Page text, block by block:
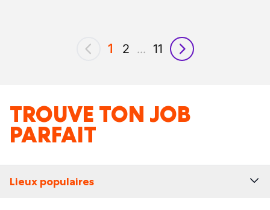
précédent
1 2 ... 11
suivant
TROUVE TON JOB
PARFAIT
Lieux populaires